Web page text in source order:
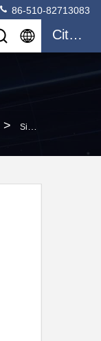
86-510-82713083
Citazione
> Silenzioso 100167601 Cuscinetto Per Autocarri